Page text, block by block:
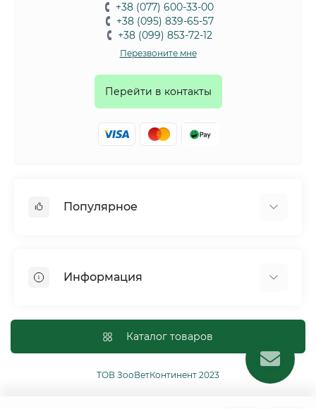
+38 (077) 600-33-00
+38 (095) 839-65-57
+38 (099) 853-72-12
Перезвоните мне
Перейти в контакты
Популярное
Птицы
Рептилии
Сельскохозяйственные животные и птицы
Информация
Оплата и доставка
Политика конфиденциальности
Условия соглашения
Каталог товаров
ТОВ ЗооВетКонтинент 2023